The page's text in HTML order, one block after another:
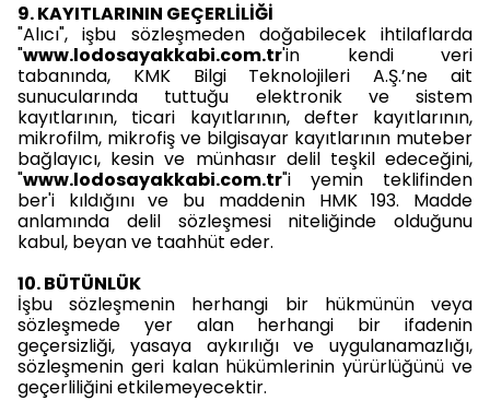
9. KAYITLARININ GEÇERLİLİĞİ
"Alıcı", işbu sözleşmeden doğabilecek ihtilaflarda
"www.lodosayakkabi.com.tr'in kendi veri
tabanında, KMK Bilgi Teknolojileri A.Ş.’ne ait
sunucularında tuttuğu elektronik ve sistem
kayıtlarının, ticari kayıtlarının, defter kayıtlarının,
mikrofilm, mikrofiş ve bilgisayar kayıtlarının muteber
bağlayıcı, kesin ve münhasır delil teşkil edeceğini,
"www.lodosayakkabi.com.tr"i yemin teklifinden
ber'i kıldığını ve bu maddenin HMK 193. Madde
anlamında delil sözleşmesi niteliğinde olduğunu
kabul, beyan ve taahhüt eder.
10. BÜTÜNLÜK
İşbu sözleşmenin herhangi bir hükmünün veya
sözleşmede yer alan herhangi bir ifadenin
geçersizliği, yasaya aykırılığı ve uygulanamazlığı,
sözleşmenin geri kalan hükümlerinin yürürlüğünü ve
geçerliliğini etkilemeyecektir.